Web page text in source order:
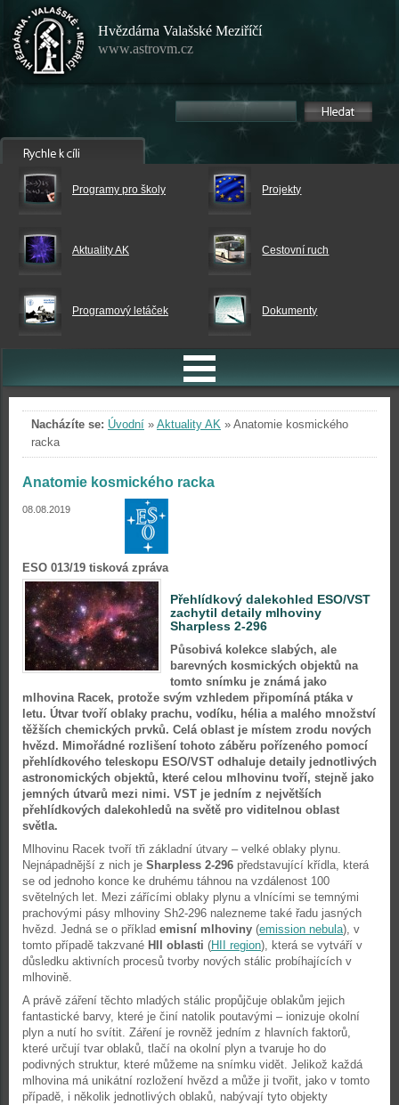
Hvězdárna Valašské Meziříčí
www.astrovm.cz
Programy pro školy Projekty
Aktuality AK Cestovní ruch
Programový letáček Dokumenty
Nacházíte se: Úvodní » Aktuality AK » Anatomie kosmického
racka
Anatomie kosmického racka
08.08.2019
ESO 013/19 tisková zpráva
Přehlídkový dalekohled ESO/VST
zachytil detaily mlhoviny
Sharpless 2-296
Působivá kolekce slabých, ale
barevných kosmických objektů na
tomto snímku je známá jako
mlhovina Racek, protože svým vzhledem připomíná ptáka v
letu. Útvar tvoří oblaky prachu, vodíku, hélia a malého množství
těžších chemických prvků. Celá oblast je místem zrodu nových
hvězd. Mimořádné rozlišení tohoto záběru pořízeného pomocí
přehlídkového teleskopu ESO/VST odhaluje detaily jednotlivých
astronomických objektů, které celou mlhovinu tvoří, stejně jako
jemných útvarů mezi nimi. VST je jedním z největších
přehlídkových dalekohledů na světě pro viditelnou oblast
světla.
Mlhovinu Racek tvoří tři základní útvary – velké oblaky plynu.
Nejnápadnější z nich je Sharpless 2-296 představující křídla, která
se od jednoho konce ke druhému táhnou na vzdálenost 100
světelných let. Mezi zářícími oblaky plynu a vlnícími se temnými
prachovými pásy mlhoviny Sh2-296 nalezneme také řadu jasných
hvězd. Jedná se o příklad emisní mlhoviny (emission nebula), v
tomto případě takzvané HII oblasti (HII region), která se vytváří v
důsledku aktivních procesů tvorby nových stálic probíhajících v
mlhovině.
A právě záření těchto mladých stálic propůjčuje oblakům jejich
fantastické barvy, které je činí natolik poutavými – ionizuje okolní
plyn a nutí ho svítit. Záření je rovněž jedním z hlavních faktorů,
které určují tvar oblaků, tlačí na okolní plyn a tvaruje ho do
podivných struktur, které můžeme na snímku vidět. Jelikož každá
mlhovina má unikátní rozložení hvězd a může ji tvořit, jako v tomto
případě, i několik jednotlivých oblaků, nabývají tyto objekty